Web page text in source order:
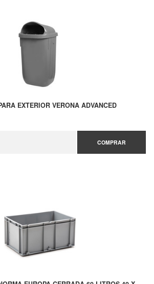
EXTERIOR VERONA ADVANCED
COMPRAR